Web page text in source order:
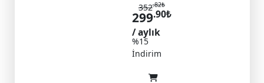
352.82₺
299.90₺
/ aylık
%15
İndirim